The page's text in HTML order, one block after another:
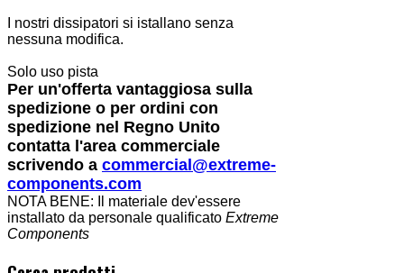
I nostri dissipatori si istallano senza
nessuna modifica.
Solo uso pista
Per un'offerta vantaggiosa sulla
spedizione o per ordini con
spedizione nel Regno Unito
contatta l'area commerciale
scrivendo a commercial@extreme-
components.com
NOTA BENE: Il materiale dev'essere
installato da personale qualificato Extreme
Components